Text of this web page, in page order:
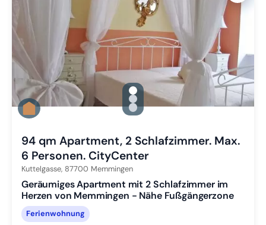
gallery.slide_selector
Zu Slide 1 wechseln
Zu Slide 2 wechseln
Zu Slide 3 wechseln
94 qm Apartment, 2 Schlafzimmer. Max.
6 Personen. CityCenter
Kuttelgasse, 87700 Memmingen
Geräumiges Apartment mit 2 Schlafzimmer im
Herzen von Memmingen - Nähe Fußgängerzone
Ferienwohnung